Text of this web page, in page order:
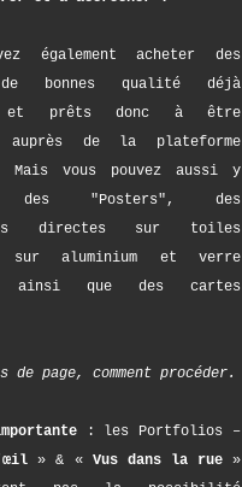
également acheter des
bonnes qualité déjà
et prêts donc à être
auprès de la plateforme
Mais vous pouvez aussi y
des "Posters", des
directes sur toiles
sur aluminium et verre
ainsi que des cartes
de page, comment procéder.
: les Portfolios –
» & « Vus dans la rue»